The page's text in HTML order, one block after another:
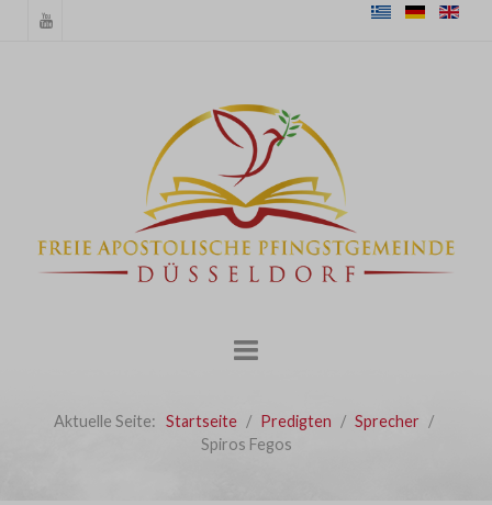
Aktuelle Seite: Startseite Predigten
Sprecher
Spiros Fegos